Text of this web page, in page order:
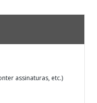
assinaturas, etc.)